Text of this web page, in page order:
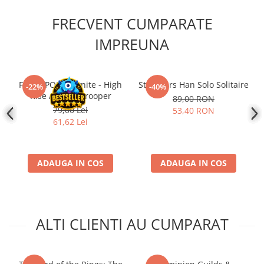
Neverrift TCG
Riftbound League of Legends TCG
Hololive
One Piece Card Game
Colectii Oficiale Topps si Panini si
Grand Archive TCG
Carti singles
FRECVENT CUMPARATE
IMPREUNA
-22%
Funko POP! Fortnite - High
Rise Assault Trooper
79,00 Lei
61,62 Lei
ADAUGA IN COS
-40%
Star Wars Han Solo Solitaire
89,00 RON
53,40 RON
ADAUGA IN COS
ALTI CLIENTI AU CUMPARAT